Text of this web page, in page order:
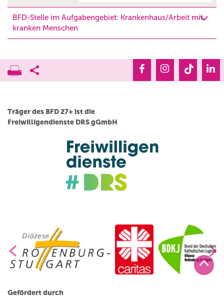
BFD-Stelle im Aufgabengebiet: Krankenhaus/Arbeit mit
kranken Menschen
Träger des BFD 27+ ist die
Freiwilligendienste DRS gGmbH
Gefördert durch